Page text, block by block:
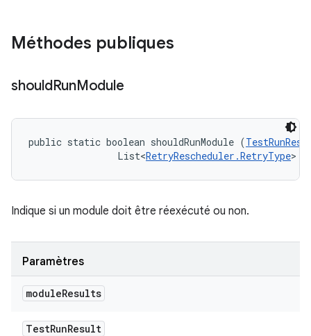
Méthodes publiques
shouldRunModule
public static boolean shouldRunModule (
                List<
RetryRescheduler.RetryType>
Indique si un module doit être réexécuté ou non.
Paramètres
moduleResults
TestRunResult